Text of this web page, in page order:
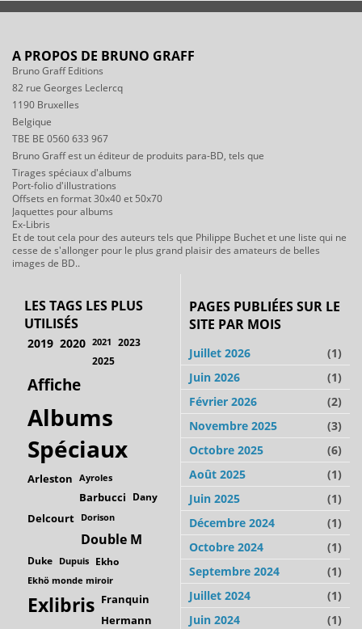
A PROPOS DE BRUNO GRAFF
Bruno Graff Editions
82 rue Georges Leclercq
1190 Bruxelles
Belgique
TBE BE 0560 633 967
Bruno Graff est un éditeur de produits para-BD, tels que
Tirages spéciaux d'albums
Port-folio d'illustrations
Offsets en format 30x40 et 50x70
Jaquettes pour albums
Ex-Libris
Et de tout cela pour des auteurs tels que Philippe Buchet et une liste qui ne
cesse de s'allonger pour le plus grand plaisir des amateurs de belles
images de BD..
LES TAGS LES PLUS
UTILISÉS
2019 2020 2021 2023
2025
Affiche
Albums
Spéciaux
Arleston Ayroles
Barbucci Dany
Delcourt Dorison
Double M
Duke Dupuis Ekho
Ekhö monde miroir
Exlibris Franquin
Hermann
PAGES PUBLIÉES SUR LE
SITE PAR MOIS
Juillet 2026
(1)
Juin 2026
(1)
Février 2026
(2)
Novembre 2025
(3)
Octobre 2025
(6)
Août 2025
(1)
Juin 2025
(1)
Décembre 2024
(1)
Octobre 2024
(1)
Septembre 2024
(1)
Juillet 2024
(1)
Juin 2024
(1)